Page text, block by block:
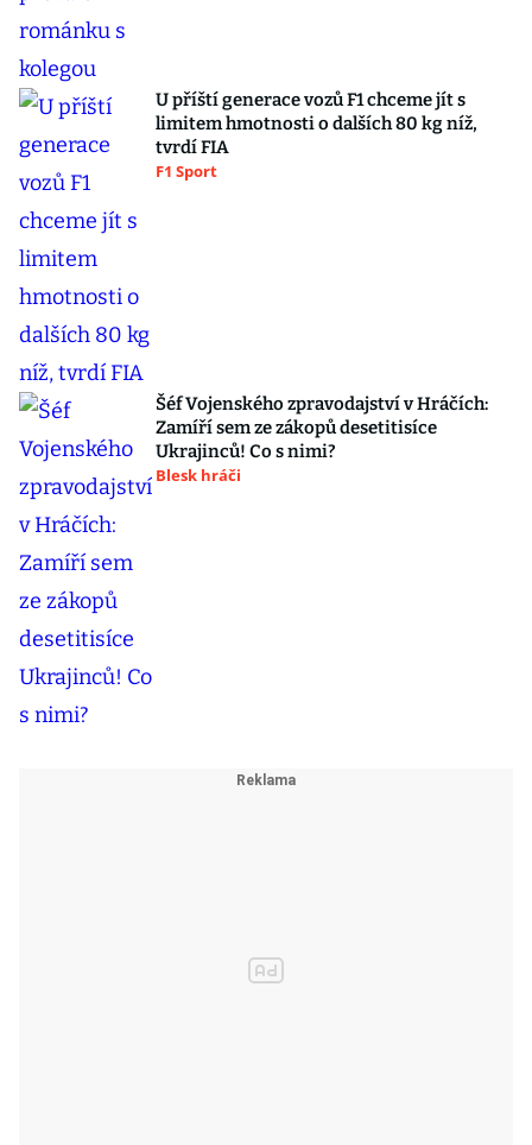
U příští generace vozů F1 chceme jít s
limitem hmotnosti o dalších 80 kg níž,
tvrdí FIA
F1 Sport
Šéf Vojenského zpravodajství v Hráčích:
Zamíří sem ze zákopů desetitisíce
Ukrajinců! Co s nimi?
Blesk hráči